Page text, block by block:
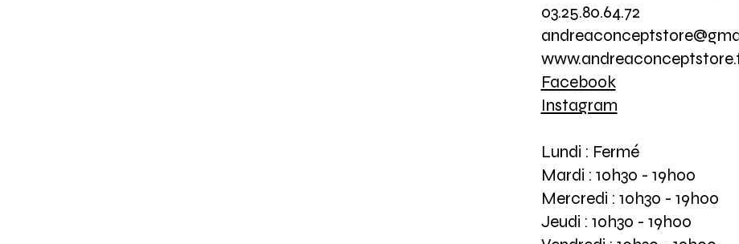
03.25.80.64.72
Facebook
Instagram
Lundi : Fermé
Mardi : 10h30 - 19h00
Mercredi : 10h30 - 19h00
Jeudi : 10h30 - 19h00